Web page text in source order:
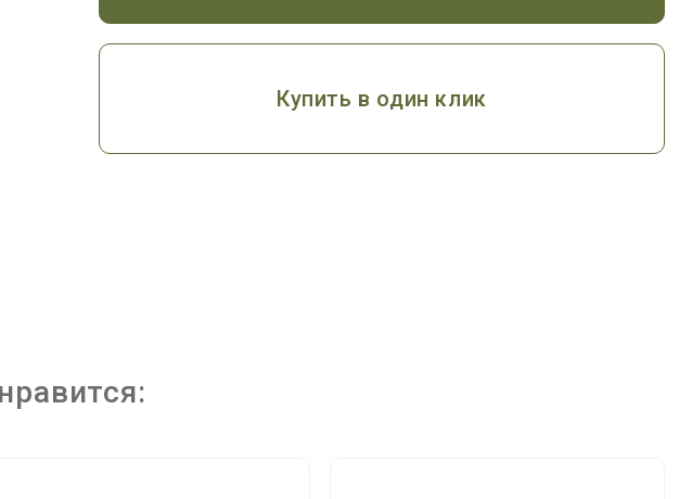
Купить в один клик